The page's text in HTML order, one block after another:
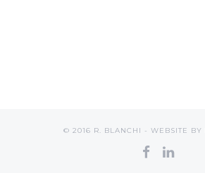
© 2016 R. BLANCHI - WEBSITE BY